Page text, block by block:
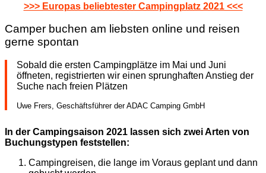
>>> Europas beliebtester Campingplatz 2021 <<<
Camper buchen am liebsten online und reisen
gerne spontan
Sobald die ersten Campingplätze im Mai und Juni
öffneten, registrierten wir einen sprunghaften Anstieg der
Suche nach freien Plätzen
Uwe Frers, Geschäftsführer der ADAC Camping GmbH
In der Campingsaison 2021 lassen sich zwei Arten von
Buchungstypen feststellen:
Campingreisen, die lange im Voraus geplant und dann